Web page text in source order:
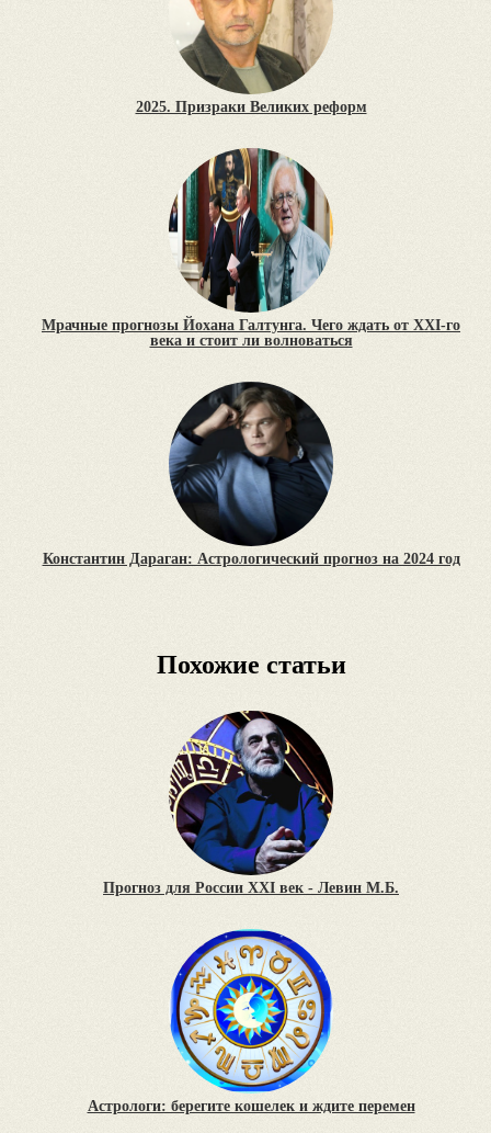
2025. Призраки Великих реформ
Мрачные прогнозы Йохана Галтунга. Чего ждать от XXI-го
века и стоит ли волноваться
Константин Дараган: Астрологический прогноз на 2024 год
Похожие статьи
Прогноз для России XXI век - Левин М.Б.
Астрологи: берегите кошелек и ждите перемен